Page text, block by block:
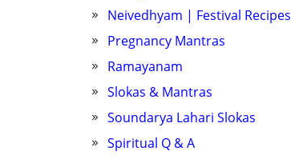
Neivedhyam | Festival Recipes
Pregnancy Mantras
Ramayanam
Slokas & Mantras
Soundarya Lahari Slokas
Spiritual Q & A